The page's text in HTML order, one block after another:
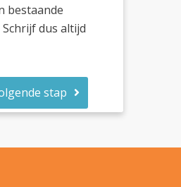
bestaande
dus altijd
stap